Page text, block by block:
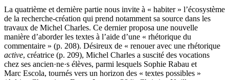
La quatrième et dernière partie nous invite à « habiter » l’écosystème
de la recherche-création qui prend notamment sa source dans les
travaux de Michel Charles. Ce dernier proposa une nouvelle
manière d’aborder les textes à l’aide d’une « rhétorique du
commentaire » (p. 208). Désireux de « renouer avec une rhétorique
active, créatrice (p. 209), Michel Charles a suscité des vocations
chez ses ancien·ne·s élèves, parmi lesquels Sophie Rabau et
Marc Escola, tournés vers un horizon des « textes possibles »